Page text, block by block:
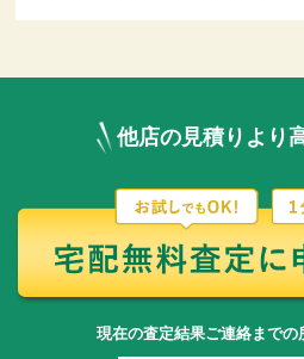
他店の見積りより
現在の査定結果ご連絡までの